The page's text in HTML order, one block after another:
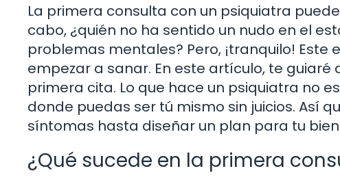
La primera consulta con un psiquiatra
cabo, ¿quién no ha sentido un nudo en el
problemas mentales? Pero, ¡tranquilo!
empezar a sanar. En este artículo, te
primera cita. Lo que hace un psiquiatra no
donde puedas ser tú mismo sin juicios. Así
síntomas hasta diseñar un plan para tu
¿Qué sucede en la primera